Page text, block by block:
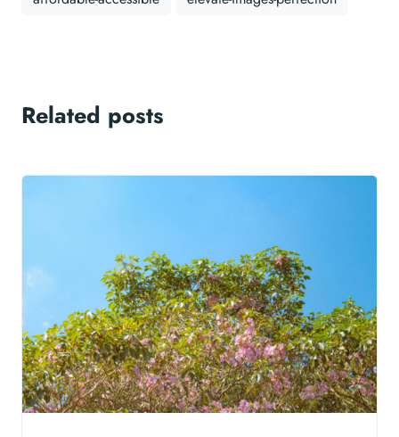
Related posts